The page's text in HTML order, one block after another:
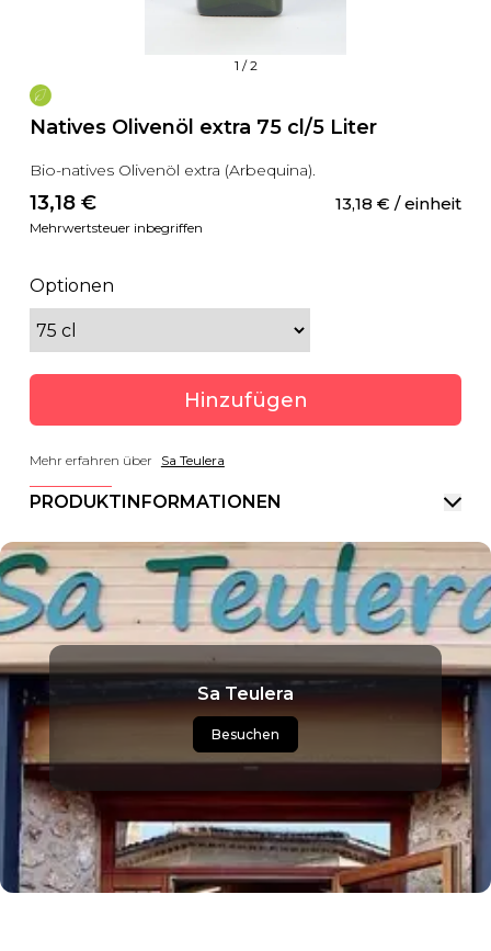
1 /2
Natives Olivenöl extra 75 cl/5 Liter
Bio-natives Olivenöl extra (Arbequina).
13,18 € 13,18 € / einheit
Mehrwertsteuer inbegriffen
Optionen
Hinzufügen
Mehr erfahren über Sa Teulera
PRODUKTINFORMATIONEN
Sa Teulera
Besuchen